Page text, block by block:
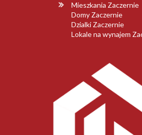
Mieszkania Zaczernie
Domy Zaczernie
Dzialki Zaczernie
Lokale na wynajem